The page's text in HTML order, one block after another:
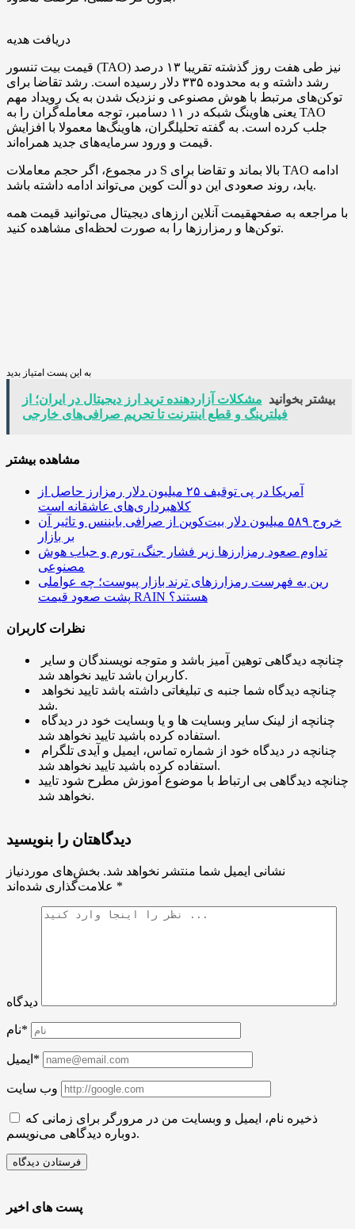
دریافت هدیه
قیمت بیت ‌تنسور (TAO) نیز طی هفت روز گذشته تقریبا ۱۳ درصد
رشد داشته و به محدوده ۳۳۵ دلار رسیده است. رشد تقاضا برای
توکن‌های مرتبط با هوش مصنوعی و نزدیک ‌شدن به یک رویداد مهم
یعنی هاوینگ شبکه در ۱۱ دسامبر، توجه معامله‌گران را به TAO
جلب کرده‌ است. به گفته تحلیلگران، هاوینگ‌ها معمولا با افزایش
قیمت و ورود سرمایه‌های جدید همراه‌اند.
در مجموع، اگر حجم معاملات S بالا بماند و تقاضا برای TAO ادامه
یابد، روند صعودی این دو آلت کوین می‌تواند ادامه داشته باشد.
با مراجعه به صفحهقیمت آنلاین ارزهای دیجیتال می‌توانید قیمت همه
توکن‌ها و رمزارزها را به صورت لحظه‌ای مشاهده کنید.
به این پست امتیاز بدید
بیشتر بخوانید مشکلات آزاردهنده ترید ارز دیجیتال در ایران؛ از
فیلترینگ و قطع اینترنت تا تحریم صرافی‌های خارجی
مشاهده بیشتر
آمریکا در پی توقیف ۲۵ میلیون دلار رمزارز حاصل از
کلاهبرداری‌های عاشقانه است
خروج ۵۸۹ میلیون دلار بیت‌کوین از صرافی بایننس و تاثیر آن
بر بازار
تداوم صعود رمزارزها زیر فشار جنگ، تورم و حباب هوش
مصنوعی
رین به فهرست رمزارزهای ترند بازار پیوست؛ چه عواملی
پشت صعود قیمت RAIN هستند؟
نظرات کاربران
کاربران باشد تایید نخواهد شد.
شد.
استفاده کرده باشید تایید نخواهد شد.
استفاده کرده باشید تایید نخواهد شد.
چنانچه دیدگاهی بی ارتباط با موضوع آموزش مطرح شود تایید
نخواهد شد.
دیدگاهتان را بنویسید
نشانی ایمیل شما منتشر نخواهد شد. بخش‌های موردنیاز
*
دیدگاه
نام*
ایمیل*
وب سایت
ذخیره نام، ایمیل و وبسایت من در مرورگر برای زمانی که
دوباره دیدگاهی می‌نویسم.
پست های اخیر